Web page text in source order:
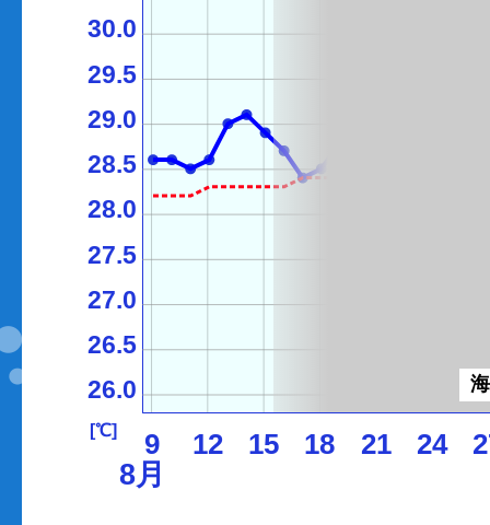
9 12 15 18 21 24
26.0
26.5
27.0
27.5
28.0
28.5
29.0
29.5
30.0
[℃]
8月